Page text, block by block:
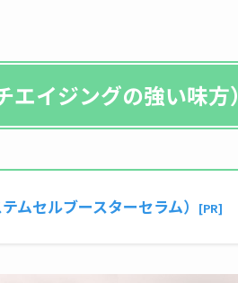
エイジングの強い味方）
セルブースターセラム） [PR]